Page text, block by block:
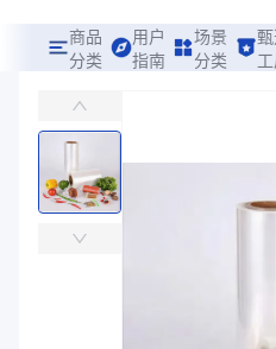
商品
分类
用户
指南
场景
分类
易食包（EPAK）专注于盖膜印刷版
￥510.2041
商品参数
商品分类